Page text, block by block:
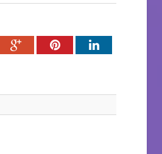
Google+PinterestLinkedIn